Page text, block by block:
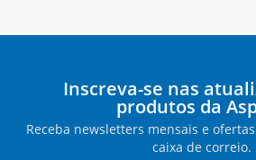
Inscreva-se nas
produtos da
Receba newsletters mensais e
caixa de correio.